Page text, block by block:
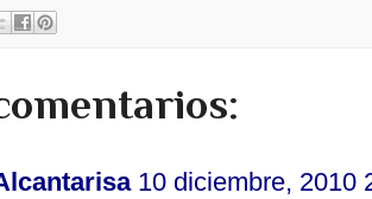
10 diciembre, 2010